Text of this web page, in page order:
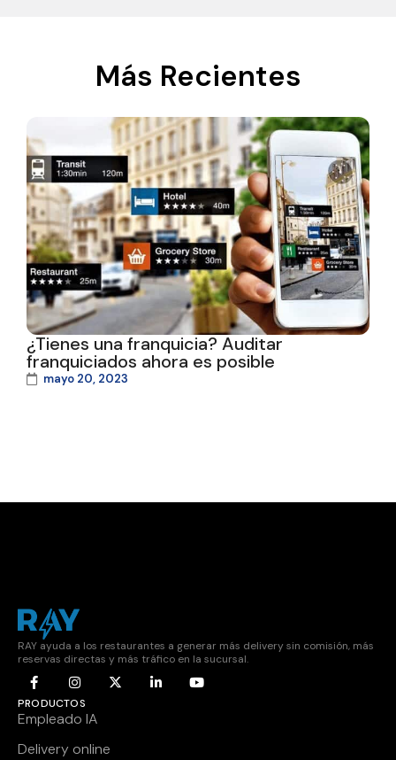
Más Recientes
¿Tienes una franquicia? Auditar
franquiciados ahora es posible
mayo 20, 2023
RAY ayuda a los restaurantes a generar más delivery sin comisión, más
reservas directas y más tráfico en la sucursal.
PRODUCTOS
Empleado IA
Delivery online